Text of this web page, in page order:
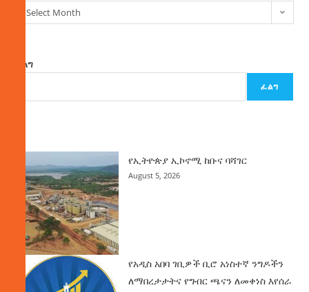
Select Month
ፈልግ
ፈልግ
የኢትዮጵያ ኢኮኖሚ ከቡና ባሻገር
August 5, 2026
የአዲስ አበባ ገቢዎች ቢሮ አነስተኛ ንግዶችን
ለማበረታታትና የግብር ጫናን ለመቀነስ እየሰራ